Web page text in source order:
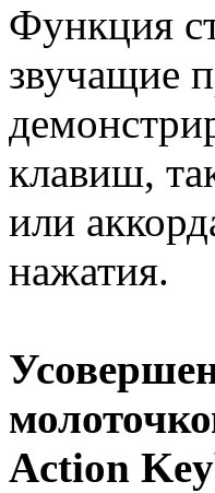
Функция
звучащие
клавиш,
или
нажатия.
Action